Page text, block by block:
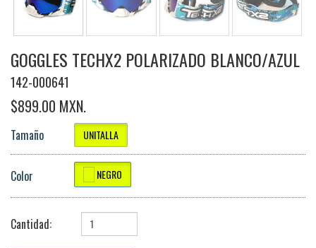
GOGGLES TECHX2 POLARIZADO BLANCO/AZUL
142-000641
$899.00 MXN.
Tamaño UNITALLA
Color NEGRO
Cantidad: